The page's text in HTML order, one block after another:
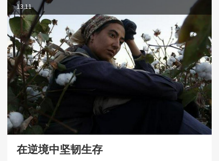
13.11
在逆境中坚韧生存